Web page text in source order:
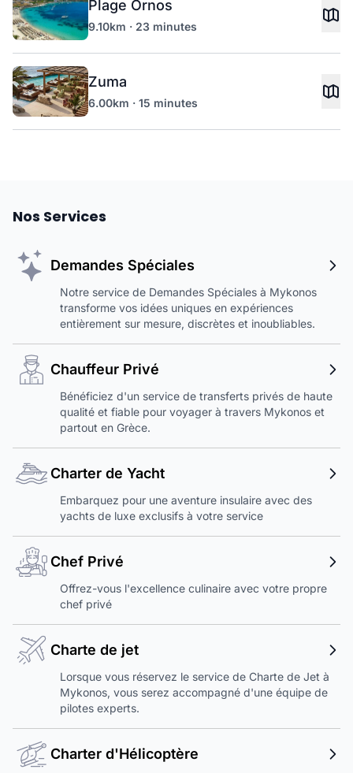
Plage Ornos
9.10km · 23 minutes
Zuma
6.00km · 15 minutes
Nos Services
Demandes Spéciales
Notre service de Demandes Spéciales à Mykonos
transforme vos idées uniques en expériences
entièrement sur mesure, discrètes et inoubliables.
Chauffeur Privé
Bénéficiez d'un service de transferts privés de haute
qualité et fiable pour voyager à travers Mykonos et
partout en Grèce.
Charter de Yacht
Embarquez pour une aventure insulaire avec des
yachts de luxe exclusifs à votre service
Chef Privé
Offrez-vous l'excellence culinaire avec votre propre
chef privé
Charte de jet
Lorsque vous réservez le service de Charte de Jet à
Mykonos, vous serez accompagné d'une équipe de
pilotes experts.
Charter d'Hélicoptère